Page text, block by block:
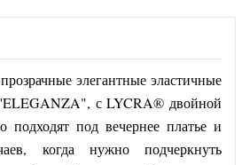
элегантные эластичные
с LYCRA® двойной
подходят под вечернее платье и
когда нужно подчеркнуть